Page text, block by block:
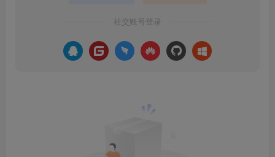
社交账号登录